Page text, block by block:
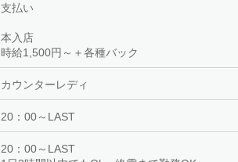
支払い
本入店
時給1,500円～＋各種バック
カウンターレディ
20：00～LAST
20：00～LAST